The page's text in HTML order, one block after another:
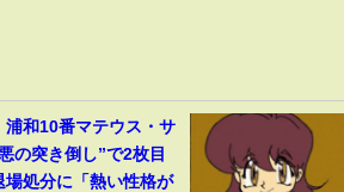
浦和10番マテウス・サ
の突き倒し”で2枚目
処分に「熱い性格が